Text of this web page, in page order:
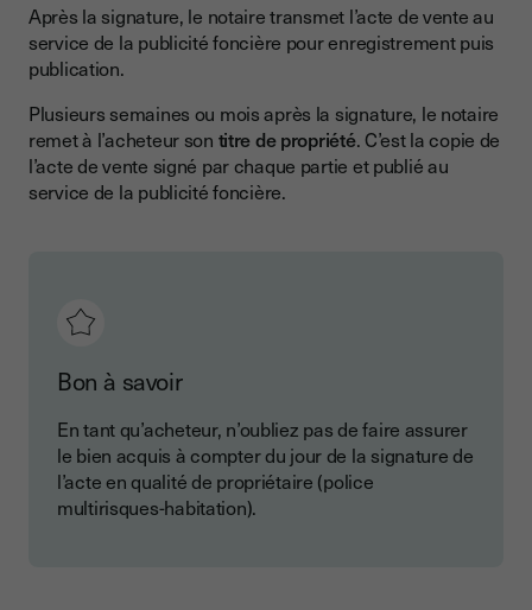
Après la signature, le notaire transmet l’acte de vente au
service de la publicité foncière pour enregistrement puis
publication.
Plusieurs semaines ou mois après la signature, le notaire
remet à l’acheteur son titre de propriété. C’est la copie de
l’acte de vente signé par chaque partie et publié au
service de la publicité foncière.
Bon à savoir
En tant qu’acheteur, n’oubliez pas de faire assurer
le bien acquis à compter du jour de la signature de
l’acte en qualité de propriétaire (police
multirisques-habitation).